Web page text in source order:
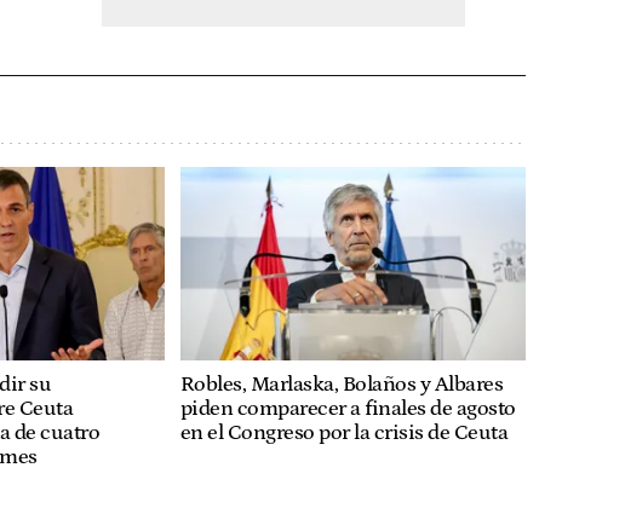
su
Ceuta
de cuatro
Robles, Marlaska, Bolaños y Albares
piden comparecer a finales de agosto
en el Congreso por la crisis de Ceuta